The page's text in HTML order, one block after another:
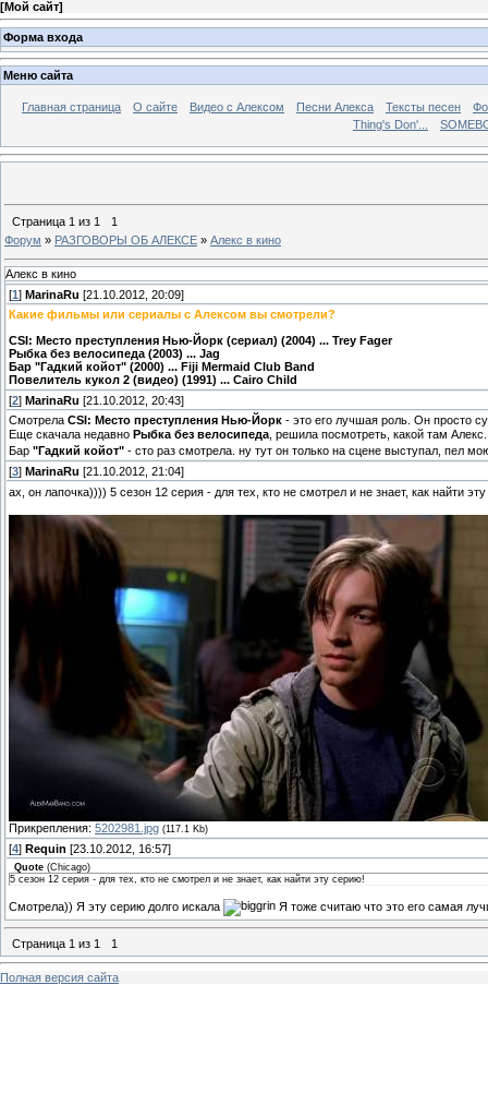
[Мой сайт]
Форма входа
Меню сайта
Главная страница О сайте Видео с Алексом Песни Алекса Тексты песен
Thing's Don'...
Страница 1 из 1
1
Форум » РАЗГОВОРЫ ОБ АЛЕКСЕ » Алекс в кино
Алекс в кино
[1 ] MarinaRu [21.10.2012, 20:09]
Какие фильмы или сериалы с Алексом вы смотрели?
CSI: Место преступления Нью-Йорк (сериал) (2004) ... Trey Fager
Рыбка без велосипеда (2003) ... Jag
Бар "Гадкий койот" (2000) ... Fiji Mermaid Club Band
Повелитель кукол 2 (видео) (1991) ... Cairo Child
[2] MarinaRu [21.10.2012, 20:43]
Смотрела CSI: Место преступления Нью-Йорк - это его лучшая роль. Он просто
Еще скачала недавно Рыбка без велосипеда , решила посмотреть, какой там
Бар "Гадкий койот" - сто раз смотрела. ну тут он только на сцене выступал, пел
[3] MarinaRu [21.10.2012, 21:04]
ах, он лапочка)))) 5 сезон 12 серия - для тех, кто не смотрел и не знает, как найти
Прикрепления: 5202981.jpg (117.1 Kb)
[4] Requin [23.10.2012, 16:57]
Quote (Chicago)
5 сезон 12 серия - для тех, кто не смотрел и не знает, как найти эту серию!
Смотрела)) Я эту серию долго искала Я тоже считаю что это его самая
Страница 1 из 1 1
Полная версия сайта